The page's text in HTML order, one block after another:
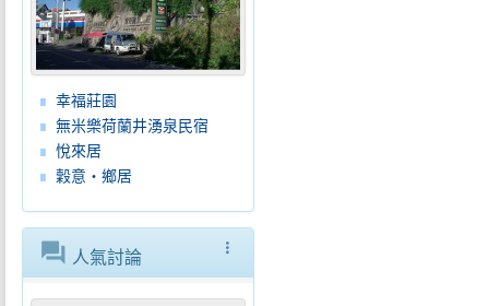
幸福莊園
無米樂荷蘭井湧泉民宿
悅來居
穀意‧鄉居
more_vert
forum 人氣討論